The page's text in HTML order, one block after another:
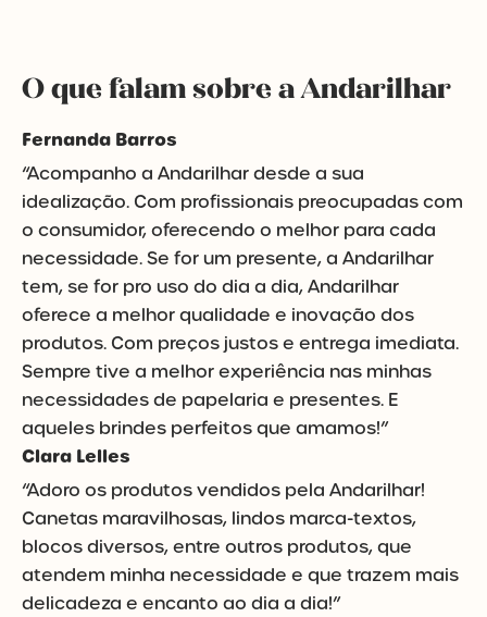
O que falam sobre a Andarilhar
Fernanda Barros
“Acompanho a Andarilhar desde a sua
idealização. Com profissionais preocupadas com
o consumidor, oferecendo o melhor para cada
necessidade. Se for um presente, a Andarilhar
tem, se for pro uso do dia a dia, Andarilhar
oferece a melhor qualidade e inovação dos
produtos. Com preços justos e entrega imediata.
Sempre tive a melhor experiência nas minhas
necessidades de papelaria e presentes. E
aqueles brindes perfeitos que amamos!”
Clara Lelles
“Adoro os produtos vendidos pela Andarilhar!
Canetas maravilhosas, lindos marca-textos,
blocos diversos, entre outros produtos, que
atendem minha necessidade e que trazem mais
delicadeza e encanto ao dia a dia!”